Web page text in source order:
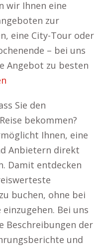
wir Ihnen eine
zur
eine City-Tour oder
– bei uns
Angebot zu besten
Sie den
bekommen?
Ihnen, eine
Anbietern direkt
Damit entdecken
buchen, ohne bei
Bei uns
Beschreibungen der
und